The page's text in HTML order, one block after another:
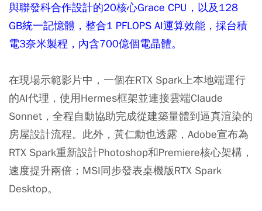
與聯發科合作設計的20核心Grace CPU，以及128
GB統一記憶體，整合1 PFLOPS AI運算效能，採台積
電3奈米製程，內含700億個電晶體。
在現場示範影片中，一個在RTX Spark上本地端運行
的AI代理，使用Hermes框架並連接雲端Claude
Sonnet，全程自動協助完成從建築量體到逼真渲染的
房屋設計流程。此外，黃仁勳也透露，Adobe宣布為
RTX Spark重新設計Photoshop和Premiere核心架構，
速度提升兩倍；MSI同步發表桌機版RTX Spark
Desktop。